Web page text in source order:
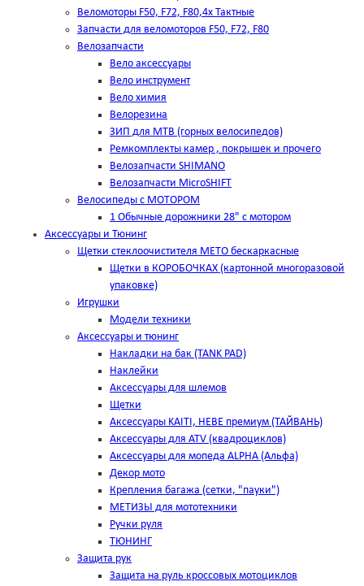
Веломоторы F50, F72, F80,4х Тактные
Запчасти для веломоторов F50, F72, F80
Велозапчасти
Вело аксессуары
Вело инструмент
Вело химия
Велорезина
ЗИП для MTB (горных велосипедов)
Ремкомплекты камер , покрышек и прочего
Велозапчасти SHIMANO
Велозапчасти MicroSHIFT
Велосипеды с МОТОРОМ
1 Обычные дорожники 28" с мотором
Аксессуары и Тюнинг
Щетки стеклоочистителя METO бескаркасные
Щетки в КОРОБОЧКАХ (картонной многоразовой
упаковке)
Игрушки
Модели техники
Аксессуары и тюнинг
Накладки на бак (TANK PAD)
Наклейки
Аксессуары для шлемов
Щетки
Аксессуары KAITI, HEBE премиум (ТАЙВАНЬ)
Аксессуары для ATV (квадроциклов)
Аксессуары для мопеда ALPHA (Альфа)
Декор мото
Крепления багажа (сетки, "пауки")
МЕТИЗЫ для мототехники
Ручки руля
ТЮНИНГ
Защита рук
Защита на руль кроссовых мотоциклов